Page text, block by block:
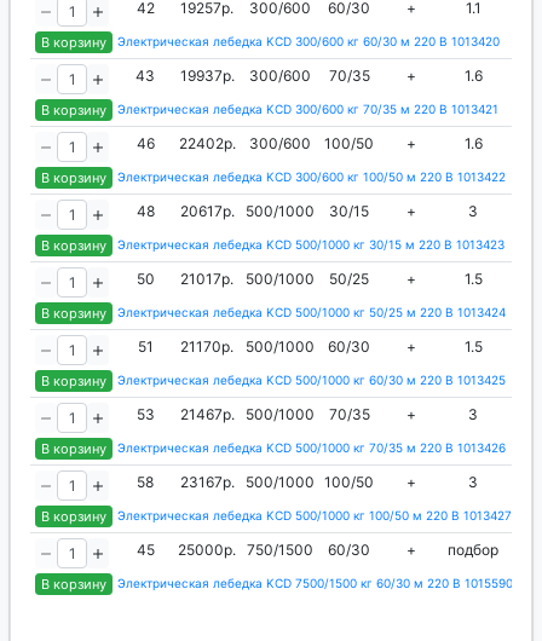
В корзину
42 19257р. 300/600 60/30 + 1.1
Электрическая лебедка KCD 300/600 кг 60/30 м 220 В 1013420
В корзину
43 19937р. 300/600 70/35 + 1.6
Электрическая лебедка KCD 300/600 кг 70/35 м 220 В 1013421
В корзину
46 22402р. 300/600 100/50 + 1.6
Электрическая лебедка KCD 300/600 кг 100/50 м 220 В 1013422
В корзину
48 20617р. 500/1000 30/15 + 3
Электрическая лебедка KCD 500/1000 кг 30/15 м 220 В 1013423
В корзину
50 21017р. 500/1000 50/25 + 1.5
Электрическая лебедка KCD 500/1000 кг 50/25 м 220 В 1013424
В корзину
51 21170р. 500/1000 60/30 + 1.5
Электрическая лебедка KCD 500/1000 кг 60/30 м 220 В 1013425
В корзину
53 21467р. 500/1000 70/35 + 3
Электрическая лебедка KCD 500/1000 кг 70/35 м 220 В 1013426
В корзину
58 23167р. 500/1000 100/50 + 3
Электрическая лебедка KCD 500/1000 кг 100/50 м 220 В 1013427
В корзину
45 25000р. 750/1500 60/30 + подбор
Электрическая лебедка KCD 7500/1500 кг 60/30 м 220 В 1015590